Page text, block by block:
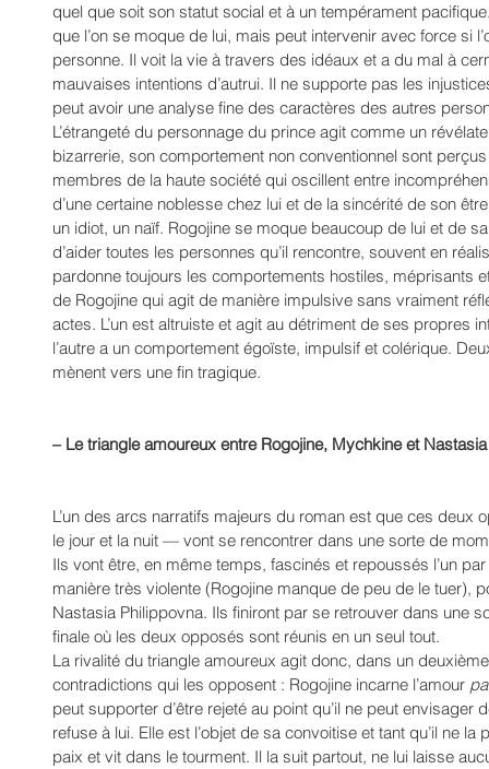
quel que soit son statut social et à un tempérament
que l’on se moque de lui, mais peut intervenir avec force si
personne. Il voit la vie à travers des idéaux et a du mal à
mauvaises intentions d’autrui. Il ne supporte pas les
peut avoir une analyse fine des caractères des autres
L’étrangeté du personnage du prince agit comme un
bizarrerie, son comportement non conventionnel sont
membres de la haute société qui oscillent entre
d’une certaine noblesse chez lui et de la sincérité de son
un idiot, un naïf. Rogojine se moque beaucoup de lui et de
d’aider toutes les personnes qu’il rencontre, souvent en
pardonne toujours les comportements hostiles, méprisants
de Rogojine qui agit de manière impulsive sans vraiment
actes. L’un est altruiste et agit au détriment de ses propres
l’autre a un comportement égoïste, impulsif et colérique.
mènent vers une fin tragique.
– Le triangle amoureux entre Rogojine, Mychkine et
L’un des arcs narratifs majeurs du roman est que ces
le jour et la nuit — vont se rencontrer dans une sorte de
Ils vont être, en même temps, fascinés et repoussés l’un
manière très violente (Rogojine manque de peu de le tuer),
Nastasia Philippovna. Ils finiront par se retrouver dans une
finale où les deux opposés sont réunis en un seul tout.
La rivalité du triangle amoureux agit donc, dans un
contradictions qui les opposent : Rogojine incarne l’amour
peut supporter d’être rejeté au point qu’il ne peut
refuse à lui. Elle est l’objet de sa convoitise et tant qu’il ne
paix et vit dans le tourment. Il la suit partout, ne lui laisse